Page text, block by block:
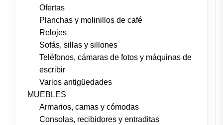
Ofertas
Planchas y molinillos de café
Relojes
Sofás, sillas y sillones
Teléfonos, cámaras de fotos y máquinas de
escribir
Varios antigüedades
MUEBLES
Armarios, camas y cómodas
Consolas, recibidores y entraditas